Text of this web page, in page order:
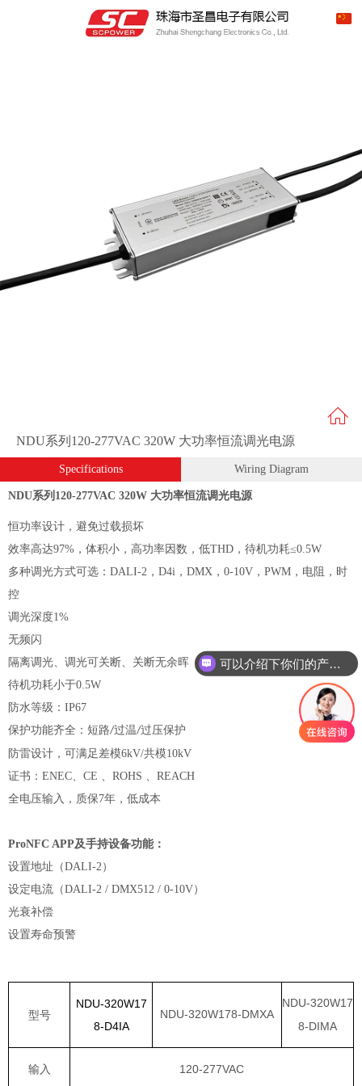
NDU系列120-277VAC 320W 大功率恒流调光电源
Specifications Wiring Diagram
NDU系列120-277VAC 320W 大功率恒流调光电源
恒功率设计，避免过载损坏
效率高达97%，体积小，高功率因数，低THD，待机功耗≤0.5W
多种调光方式可选：DALI-2，D4i，DMX，0-10V，PWM，电阻，时
控
调光深度1%
无频闪
隔离调光、调光可关断、关断无余晖
待机功耗小于0.5W
防水等级： IP67
保护功能齐全：短路/过温/过压保护
防雷设计，可满足差模6kV/共模10kV
证书：ENEC、CE 、ROHS 、REACH
全电压输入，质保7年，低成本
ProNFC APP及手持设备功能：
设置地址（DALI-2）
设定电流（DALI-2 / DMX512 / 0-10V）
光衰补偿
设置寿命预警
型号
NDU-320W17
8-D4IA
NDU-320W178-DMXA
NDU-320W17
8-DIMA
输入 120-277VAC
可以介绍下你们的产品么？